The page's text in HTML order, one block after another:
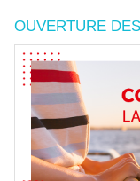
OUVERTURE